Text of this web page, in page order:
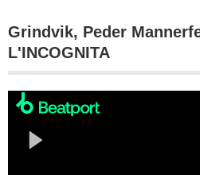
Grindvik, Peder
L'INCOGNITA